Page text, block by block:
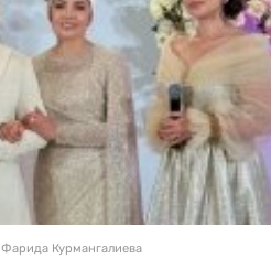
Фарида Курмангалиева